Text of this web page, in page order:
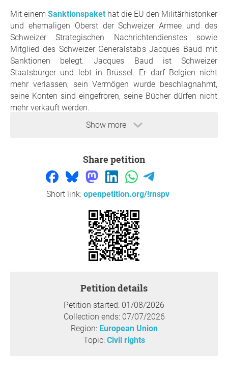
Show more
Mit einem Sanktionspaket hat die EU den Militärhistoriker
und ehemaligen Oberst der Schweizer Armee und des
Schweizer Strategischen Nachrichtendienstes sowie
Mitglied des Schweizer Generalstabs Jacques Baud mit
Sanktionen belegt. Jacques Baud ist Schweizer
Staatsbürger und lebt in Brüssel. Er darf Belgien nicht
mehr verlassen, sein Vermögen wurde beschlagnahmt,
seine Konten sind eingefroren, seine Bücher dürfen nicht
mehr verkauft werden.
Jacques Baud hat unter anderem für die NATO und die
Seine Bücher erfüllen die Maßstäbe der fachlichen
historischen Analyse. Er arbeitet strikt neutral nach dem
Grundsatz: Beide Seiten müssen gehört werden.
nennen. Es ist kein Verbrechen, die Leser auf
Unwahrheiten und die eigene Propaganda der EU und der
NATO aufmerksam zu machen. Es ist kein Verbrechen,
auf die in unseren Augen gedankenlose Kooperation des
Westens mit ukrainischen Kräften hinzuweisen.
Diese Sanktionen sind unserer Meinung nach illegal und
völkerrechtswidrig. Sie wurden nicht durch den UN-
Sicherheitsrat verhängt. DasGutachtender ehemaligen
Richterin am Europäischen Gerichtshof Prof. Dr.
Ninon Colneric und der Rechtswissenschaftlerin Prof. Dr.
Alina Miron von der Universität Angers wirft die Frage auf,
Share petition
Short link: openpetition.org/!rnspv
Petition details
Petition started: 01/08/2026
Collection ends: 07/07/2026
Region: European Union
Topic: Civil rights